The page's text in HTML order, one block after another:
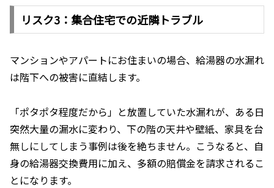
リスク3：集合住宅での近隣トラブル
マンションやアパートにお住まいの場合、給湯器の水漏れ
は階下への被害に直結します。
「ポタポタ程度だから」と放置していた水漏れが、ある日
突然大量の漏水に変わり、下の階の天井や壁紙、家具を台
無しにしてしまう事例は後を絶ちません。こうなると、自
身の給湯器交換費用に加え、多額の賠償金を請求されるこ
とになります。